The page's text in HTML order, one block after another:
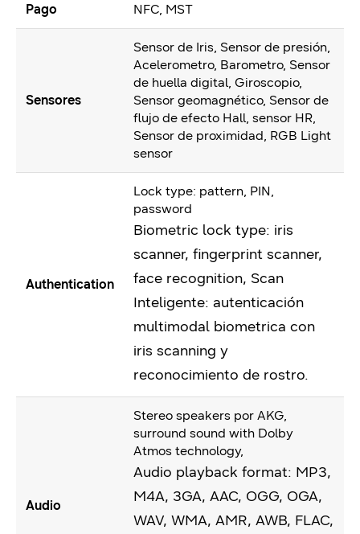
Pago NFC, MST
Sensores
Sensor de Iris, Sensor de presión,
Acelerometro, Barometro, Sensor
de huella digital, Giroscopio,
Sensor geomagnético, Sensor de
flujo de efecto Hall, sensor HR,
Sensor de proximidad, RGB Light
sensor
Authentication
Lock type: pattern, PIN,
password
Biometric lock type: iris
scanner, fingerprint scanner,
face recognition, Scan
Inteligente: autenticación
multimodal biometrica con
iris scanning y
reconocimiento de rostro.
Audio
Stereo speakers por AKG,
surround sound with Dolby
Atmos technology,
Audio playback format: MP3,
M4A, 3GA, AAC, OGG, OGA,
WAV, WMA, AMR, AWB, FLAC,